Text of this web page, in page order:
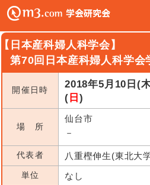
日本産科婦人科学会】
第70回日本産科婦人科学会
開催日時
2018年5月10日(
( 日 )
場 所
仙台市
－
代表者 八重樫伸生(東北大
単位 なし